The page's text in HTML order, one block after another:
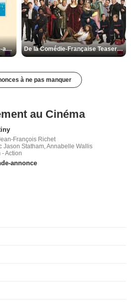
Les Matins merveilleux Bande-annonce VF De la Comédie-Française Teaser VF
à ne pas manquer
au Cinéma
François Richet
Jason Statham, Annabelle Wallis
- Action
annonce